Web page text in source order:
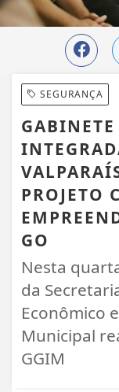
SEGURANÇA
GABINETE
PROJETO
GO
Nesta
da
Econômico
Municipal
GGIM